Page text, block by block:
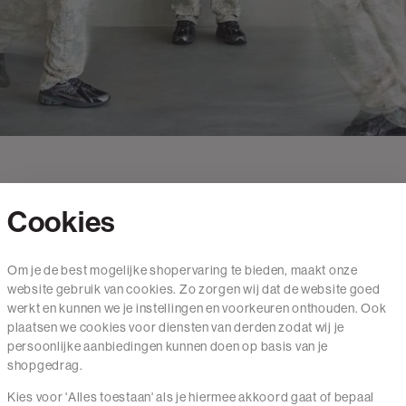
Mail ons
020 - 3412 650
Van maandag t/m vrijdag van 8.30 uur tot 18.00 uur.
Cookies
Om je de best mogelijke shopervaring te bieden, maakt onze
website gebruik van cookies. Zo zorgen wij dat de website goed
werkt en kunnen we je instellingen en voorkeuren onthouden. Ook
plaatsen we cookies voor diensten van derden zodat wij je
persoonlijke aanbiedingen kunnen doen op basis van je
shopgedrag.
Kies voor 'Alles toestaan' als je hiermee akkoord gaat of bepaal